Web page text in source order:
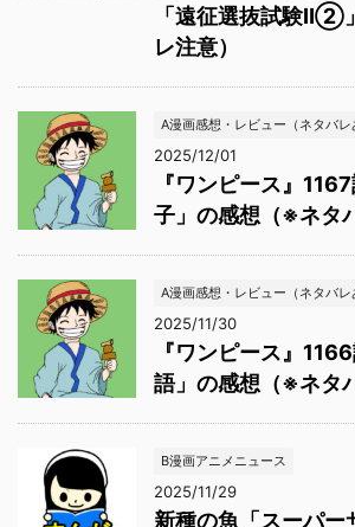
「遠征選抜試験Ⅱ②
レ注意）
A漫画感想・レビュー（ネタバレ
2025/12/01
『ワンピース』
子」の感想（※ネタ
A漫画感想・レビュー（ネタバレ
2025/11/30
『ワンピース』
語」の感想（※ネタ
B漫画アニメニュース
2025/11/29
新種の魚「スーパー